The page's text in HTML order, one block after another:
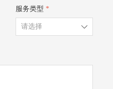
服务类型 *
ꄳ